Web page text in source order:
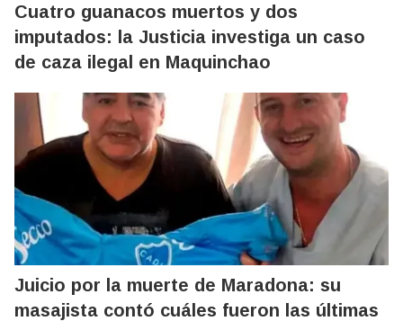
Cuatro guanacos muertos y dos
imputados: la Justicia investiga un caso
de caza ilegal en Maquinchao
Juicio por la muerte de Maradona: su
masajista contó cuáles fueron las últimas